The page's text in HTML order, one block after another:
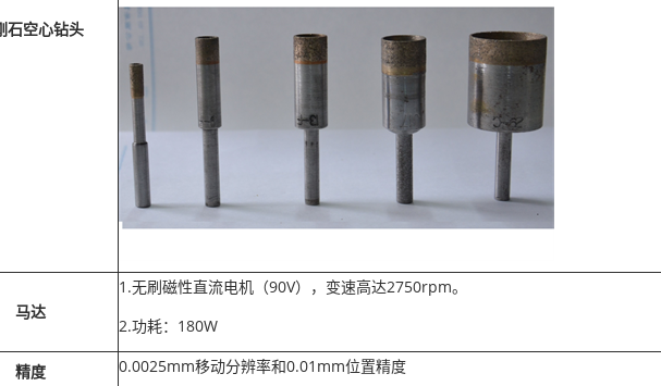
石空心钻头
马达
1.无刷磁性直流电机（90V），变速高达2750rpm。
2.功耗：180W
精度 0.0025mm移动分辨率和0.01mm位置精度